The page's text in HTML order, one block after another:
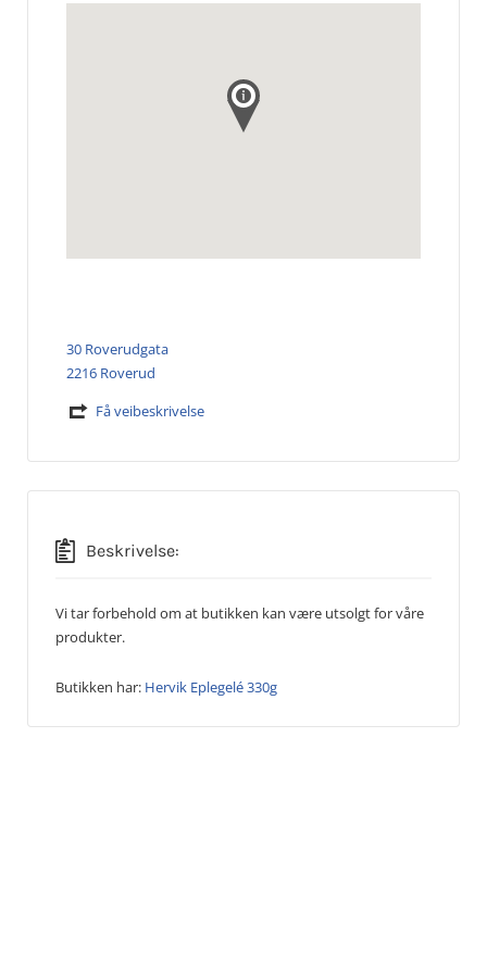
30 Roverudgata
2216 Roverud
Få veibeskrivelse
Beskrivelse:
Vi tar forbehold om at butikken kan være utsolgt for våre
produkter.
Butikken har: Hervik Eplegelé 330g